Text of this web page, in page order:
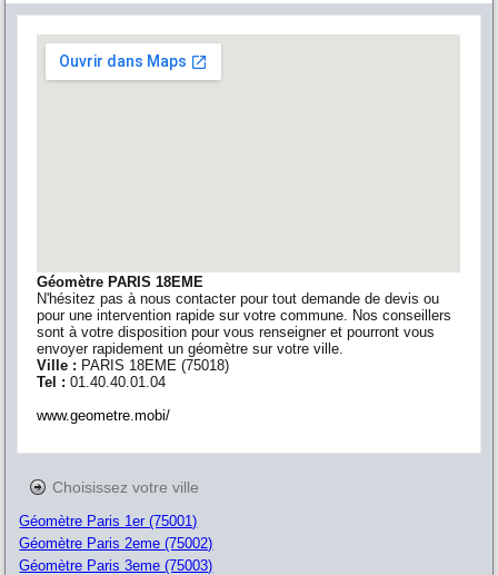
Géomètre PARIS 18EME
N'hésitez pas à nous contacter pour tout demande de devis ou
pour une intervention rapide sur votre commune. Nos conseillers
sont à votre disposition pour vous renseigner et pourront vous
envoyer rapidement un géomètre sur votre ville.
Ville : PARIS 18EME (75018)
Tel :01.40.40.01.04
www.geometre.mobi/
Choisissez votre ville
Géomètre Paris 1er (75001)
Géomètre Paris 2eme (75002)
Géomètre Paris 3eme (75003)